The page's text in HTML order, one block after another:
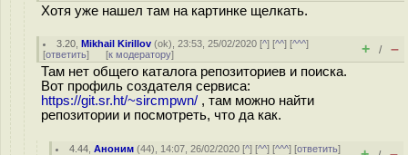
Хотя уже нашел там на картинке щелкать.
3.20 ,Mikhail Kirillov (ok), 23:53, 25/02/2020 [^] [^^] [^^^]
[ответить] [к модератору] + / –
Там нет общего каталога репозиториев и поиска.
Вот профиль создателя сервиса:
https://git.sr.ht/~sircmpwn/ , там можно найти
репозитории и посмотреть, что да как.
4.44 ,Аноним (44), 14:07, 26/02/2020 [^] [^^] [^^^] [ответить]